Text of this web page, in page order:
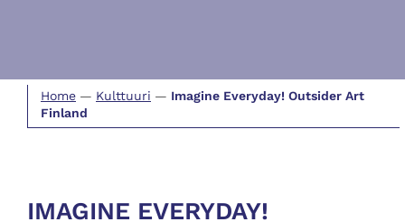
Home — Kulttuuri — Imagine Everyday! Outsider Art
Finland
IMAGINE EVERYDAY!